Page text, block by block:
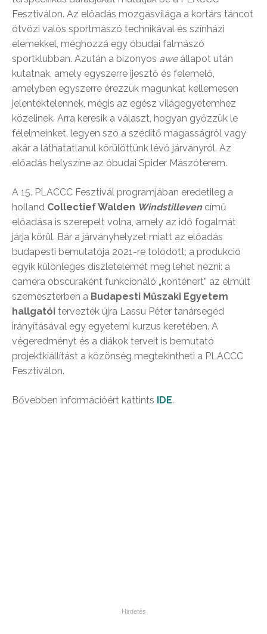
Fesztiválon. Az előadás mozgásvilága a kortárs táncot
ötvözi valós sportmászó technikával és színházi
elemekkel, méghozzá egy óbudai falmászó
sportklubban. Azután a bizonyos awe állapot után
kutatnak, amely egyszerre ijesztő és felemelő,
amelyben egyszerre érezzük magunkat kellemesen
jelentéktelennek, mégis az egész világegyetemhez
közelinek. Arra keresik a választ, hogyan győzzük le
félelmeinket, legyen szó a szédítő magasságról vagy
akár a láthatatlanul körülöttünk lévő járványról. Az
előadás helyszíne az óbudai Spider Mászóterem.
A 15. PLACCC Fesztivál programjában eredetileg a
holland Collectief Walden Windstillevencímű
előadása is szerepelt volna, amely az idő fogalmát
járja körül. Bár a járványhelyzet miatt az előadás
budapesti bemutatója 2021-re tolódott, a produkció
egyik különleges díszletelemét meg lehet nézni: a
camera obscuraként funkcionáló „konténert” az elmúlt
szemeszterben a Budapesti Műszaki Egyetem
hallgatói tervezték újra Lassu Péter tanársegéd
irányításával egy egyetemi kurzus keretében. A
végeredményt és a diákok terveit is bemutató
projektkiállítást a közönség megtekintheti a PLACCC
Fesztiválon.
Bővebben információért kattints IDE.